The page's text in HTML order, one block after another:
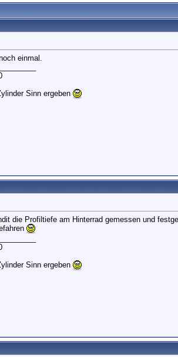
einmal.
Sinn ergeben
die Profiltiefe am Hinterrad gemessen und
Sinn ergeben